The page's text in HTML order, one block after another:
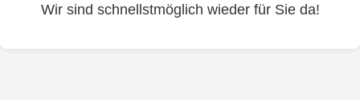
Wir sind schnellstmöglich wieder für Sie da!